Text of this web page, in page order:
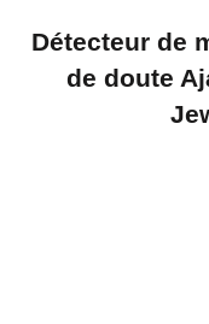
Détecteur de
de doute